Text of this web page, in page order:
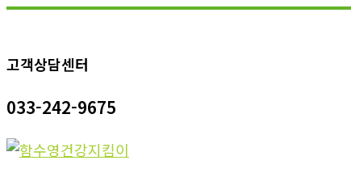
콘
츠
건
너
뛰
고객상담센터
033-242-9675